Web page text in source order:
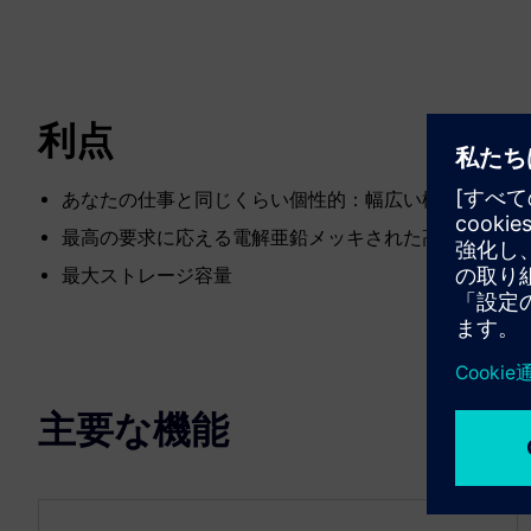
利点
あなたの仕事と同じくらい個性的：幅広い機器オプシ
最高の要求に応える電解亜鉛メッキされた高品質の鋼
最大ストレージ容量
主要な機能